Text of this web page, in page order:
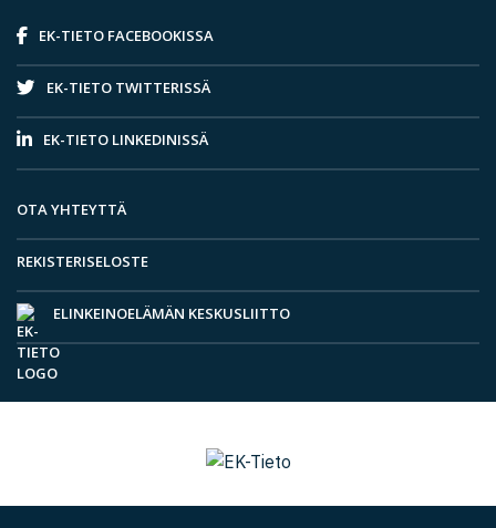
EK-TIETO FACEBOOKISSA
EK-TIETO TWITTERISSÄ
EK-TIETO LINKEDINISSÄ
OTA YHTEYTTÄ
REKISTERISELOSTE
ELINKEINOELÄMÄN KESKUSLIITTO